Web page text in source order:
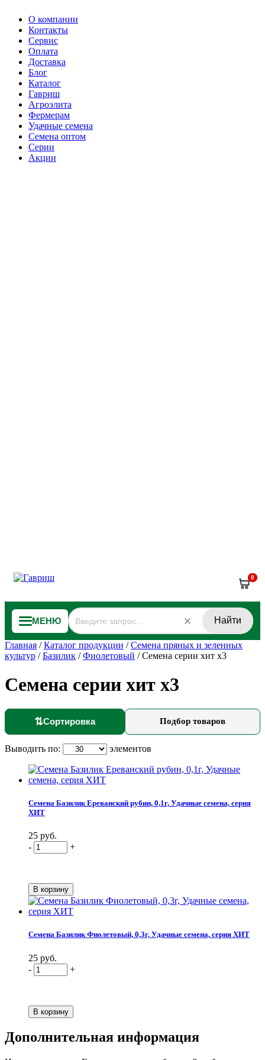
О компании
Контакты
Сервис
Оплата
Доставка
Блог
Каталог
Гавриш
Агроэлита
Фермерам
Удачные семена
Семена оптом
Серии
Акции
0
МЕНЮ Найти
Главная /Каталог продукции /Семена пряных и зеленных
культур /Базилик /Фиолетовый /Семена серии хит х3
Семена серии хит х3
⇅Сортировка Подбор товаров
Выводить по: элементов
Семена Базилик Ереванский рубин, 0,1г, Удачные семена, серия
ХИТ
25 руб.
-
+
Семена Базилик Фиолетовый, 0,3г, Удачные семена, серия ХИТ
25 руб.
-
+
Дополнительная информация